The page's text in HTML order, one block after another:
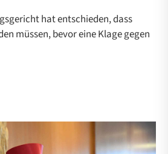
hat entschieden, dass
müssen, bevor eine Klage gegen